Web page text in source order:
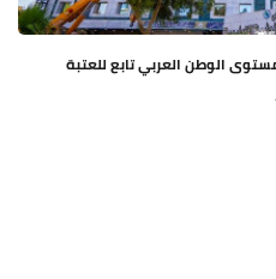
الوطن العربي تابع للعتبة